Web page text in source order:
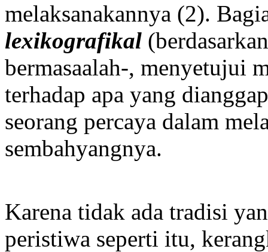
melaksanakannya (2).
lexikografikal
bermasaalah-, menyetujui
terhadap apa yang
seorang percaya dalam
sembahyangnya.
Karena tidak ada tradisi
peristiwa seperti itu,